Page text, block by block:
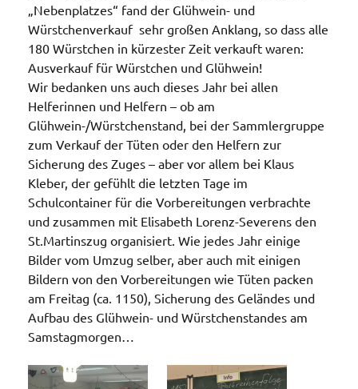
„Nebenplatzes“ fand der Glühwein- und
Würstchenverkauf sehr großen Anklang, so dass alle
180 Würstchen in kürzester Zeit verkauft waren:
Ausverkauf für Würstchen und Glühwein!
Wir bedanken uns auch dieses Jahr bei allen
Helferinnen und Helfern – ob am
Glühwein-/Würstchenstand, bei der Sammlergruppe
zum Verkauf der Tüten oder den Helfern zur
Sicherung des Zuges – aber vor allem bei Klaus
Kleber, der gefühlt die letzten Tage im
Schulcontainer für die Vorbereitungen verbrachte
und zusammen mit Elisabeth Lorenz-Severens den
St.Martinszug organisiert. Wie jedes Jahr einige
Bilder vom Umzug selber, aber auch mit einigen
Bildern von den Vorbereitungen wie Tüten packen
am Freitag (ca. 1150), Sicherung des Geländes und
Aufbau des Glühwein- und Würstchenstandes am
Samstagmorgen…